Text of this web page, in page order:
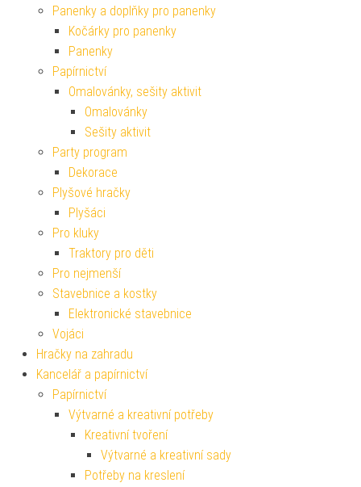
Panenky a doplňky pro panenky
Kočárky pro panenky
Panenky
Papírnictví
Omalovánky, sešity aktivit
Omalovánky
Sešity aktivit
Party program
Dekorace
Plyšové hračky
Plyšáci
Pro kluky
Traktory pro děti
Pro nejmenší
Stavebnice a kostky
Elektronické stavebnice
Vojáci
Hračky na zahradu
Kancelář a papírnictví
Papírnictví
Výtvarné a kreativní potřeby
Kreativní tvoření
Výtvarné a kreativní sady
Potřeby na kreslení